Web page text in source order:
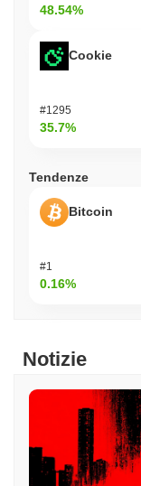
48.54%
Cookie
#1295
35.7%
Tendenze
Bitcoin
#1
0.16%
Notizie